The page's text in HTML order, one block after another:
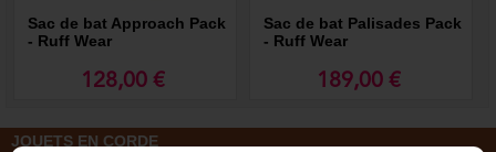
Sac de bat Approach Pack
- Ruff Wear
128,00 €
Sac de bat Palisades Pack
- Ruff Wear
189,00 €
JOUETS EN CORDE